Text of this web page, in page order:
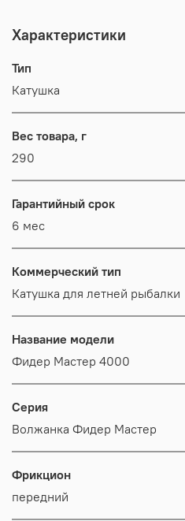
Характеристики
Тип
Катушка
Вес товара, г
290
Гарантийный срок
6 мес
Коммерческий тип
Катушка для летней рыбалки
Название модели
Фидер Мастер 4000
Серия
Волжанка Фидер Мастер
Фрикцион
передний